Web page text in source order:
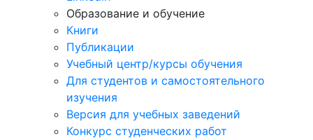
Образование и обучение
Книги
Публикации
Учебный центр/курсы обучения
Для студентов и самостоятельного
изучения
Версия для учебных заведений
Конкурс студенческих работ